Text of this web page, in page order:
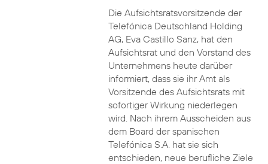
Die Aufsichtsratsvorsitzende der
Telefónica Deutschland Holding
AG, Eva Castillo Sanz, hat den
Aufsichtsrat und den Vorstand des
Unternehmens heute darüber
informiert, dass sie ihr Amt als
Vorsitzende des Aufsichtsrats mit
sofortiger Wirkung niederlegen
wird. Nach ihrem Ausscheiden aus
dem Board der spanischen
Telefónica S.A. hat sie sich
entschieden, neue berufliche Ziele